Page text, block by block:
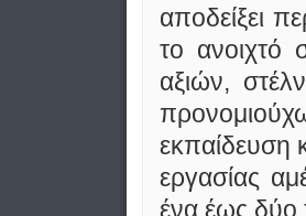
αποδείξει
το ανοιχτό
αξιών,
εκπαίδευση
εργασίας
ένα έως δύο